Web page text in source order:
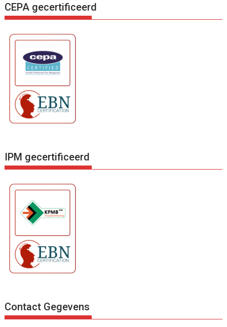
CEPA gecertificeerd
IPM gecertificeerd
Contact Gegevens